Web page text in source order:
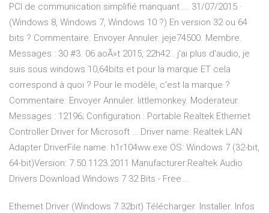
PCI de communication simplifié manquant ... 31/07/2015 ·
(Windows 8, Windows 7, Windows 10 ?) En version 32 ou 64
bits ? Commentaire. Envoyer Annuler. jeje74500. Membre.
Messages : 30 #3. 06 aoÃ»t 2015, 22h42 . j'ai plus d'audio, je
suis sous windows 10,64bits et pour la marque ET cela
correspond à quoi ? Pour le modèle, c'est la marque ?
Commentaire. Envoyer Annuler. littlemonkey. Moderateur.
Messages : 12196; Configuration : Portable Realtek Ethernet
Controller Driver for Microsoft … Driver name: Realtek LAN
Adapter DriverFile name: h1r104ww.exe OS: Windows 7 (32-bit,
64-bit)Version: 7.50.1123.2011 Manufacturer:Realtek Audio
Drivers Download Windows 7 32 Bits - Free …
Ethernet Driver (Windows 7 32bit) Télécharger. Installer. Infos